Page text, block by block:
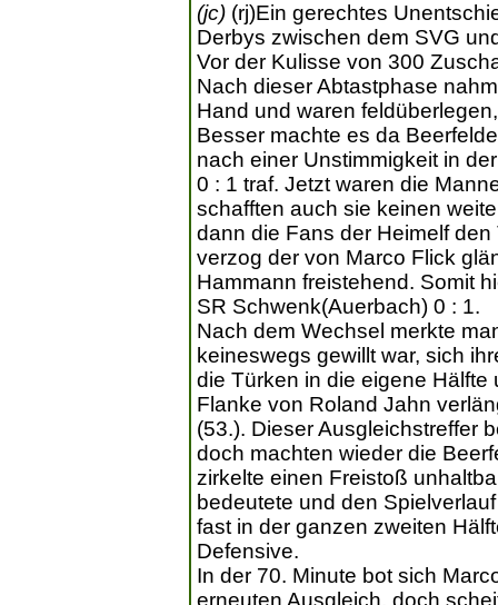
(jc) (rj)Ein gerechtes
Derbys zwischen dem SVG
Vor der Kulisse von 300
Nach dieser Abtastphase
Hand und waren
Besser machte es da
nach einer Unstimmigkeit in
0 : 1 traf. Jetzt waren die
schafften auch sie keinen
dann die Fans der Heimelf
verzog der von Marco Flick
Hammann freistehend. Somit
SR Schwenk(Auerbach) 0 : 1.
Nach dem Wechsel merkte
keineswegs gewillt war, sich
die Türken in die eigene
Flanke von Roland Jahn
(53.). Dieser Ausgleichstreffer
doch machten wieder die
zirkelte einen Freistoß
bedeutete und den
fast in der ganzen zweiten
Defensive.
In der 70. Minute bot sich